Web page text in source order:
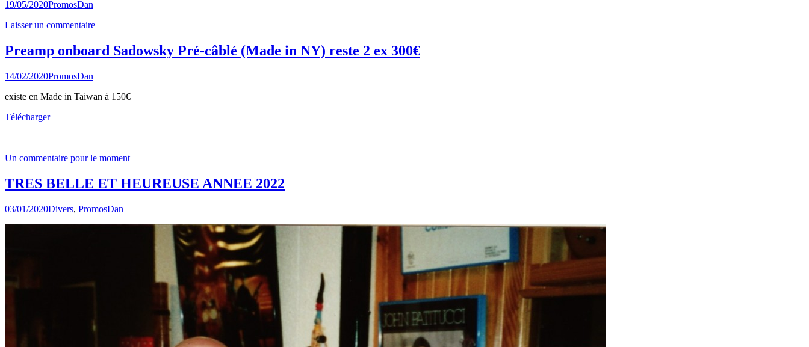
19/05/2020PromosDan
Laisser un commentaire
Preamp onboard Sadowsky Pré-câblé (Made in NY) reste 2 ex 300€
14/02/2020PromosDan
existe en Made in Taiwan à 150€
Télécharger
Un commentaire pour le moment
TRES BELLE ET HEUREUSE ANNEE 2022
03/01/2020Divers, PromosDan